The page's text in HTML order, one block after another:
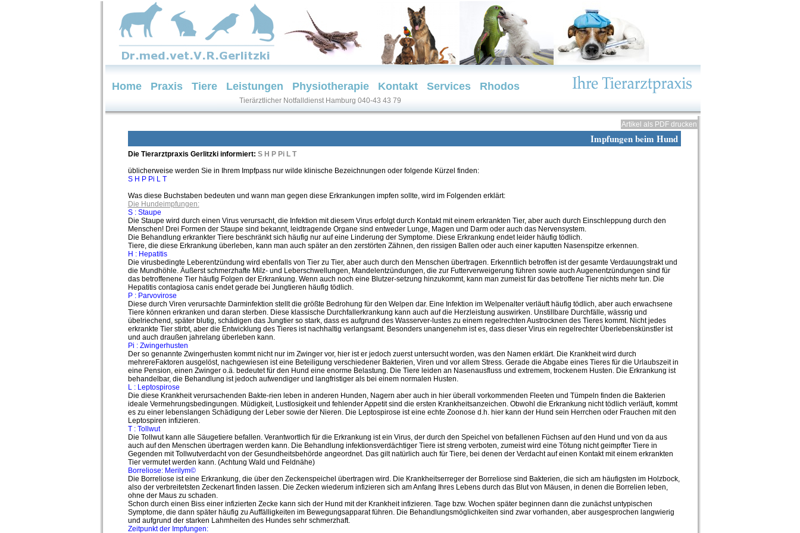
Tierärztlicher Notfalldienst Hamburg 040-43 43 79
Home Praxis Tiere Leistungen Physiotherapie Kontakt Services Rhodos
Artikel als PDF drucken
Impfungen beim Hund
Die Tierarztpraxis Gerlitzki informiert: S H P Pi L T
üblicherweise werden Sie in Ihrem Impfpass nur wilde klinische Bezeichnungen oder folgende Kürzel finden:
S H P Pi L T
Was diese Buchstaben bedeuten und wann man gegen diese Erkrankungen impfen sollte, wird im Folgenden erklärt:
Die Hundeimpfungen:
S : Staupe
Die Staupe wird durch einen Virus verursacht, die Infektion mit diesem Virus erfolgt durch Kontakt mit einem erkrankten Tier, aber auch durch Einschleppung durch den
Menschen! Drei Formen der Staupe sind bekannt, leidtragende Organe sind entweder Lunge, Magen und Darm oder auch das Nervensystem.
Die Behandlung erkrankter Tiere beschränkt sich häufig nur auf eine Linderung der Symptome. Diese Erkrankung endet leider häufig tödlich.
Tiere, die diese Erkrankung überleben, kann man auch später an den zerstörten Zähnen, den rissigen Ballen oder auch einer kaputten Nasenspitze erkennen.
H : Hepatitis
Die virusbedingte Leberentzündung wird ebenfalls von Tier zu Tier, aber auch durch den Menschen übertragen. Erkenntlich betroffen ist der gesamte Verdauungstrakt und
die Mundhöhle. Äußerst schmerzhafte Milz- und Leberschwellungen, Mandelentzündungen, die zur Futterverweigerung führen sowie auch Augenentzündungen sind für
das betroffenene Tier häufig Folgen der Erkrankung. Wenn auch noch eine Blutzer-setzung hinzukommt, kann man zumeist für das betroffene Tier nichts mehr tun. Die
Hepatitis contagiosa canis endet gerade bei Jungtieren häufig tödlich.
P : Parvovirose
Diese durch Viren verursachte Darminfektion stellt die größte Bedrohung für den Welpen dar. Eine Infektion im Welpenalter verläuft häufig tödlich, aber auch erwachsene
Tiere können erkranken und daran sterben. Diese klassische Durchfallerkrankung kann auch auf die Herzleistung auswirken. Unstillbare Durchfälle, wässrig und
übelriechend, später blutig, schädigen das Jungtier so stark, dass es aufgrund des Wasserver-lustes zu einem regelrechten Austrocknen des Tieres kommt. Nicht jedes
erkrankte Tier stirbt, aber die Entwicklung des Tieres ist nachhaltig verlangsamt. Besonders unangenehm ist es, dass dieser Virus ein regelrechter Überlebenskünstler ist
und auch draußen jahrelang überleben kann.
Pi : Zwingerhusten
Der so genannte Zwingerhusten kommt nicht nur im Zwinger vor, hier ist er jedoch zuerst untersucht worden, was den Namen erklärt. Die Krankheit wird durch
mehrereFaktoren ausgelöst, nachgewiesen ist eine Beteiligung verschiedener Bakterien, Viren und vor allem Stress. Gerade die Abgabe eines Tieres für die Urlaubszeit in
eine Pension, einen Zwinger o.ä. bedeutet für den Hund eine enorme Belastung. Die Tiere leiden an Nasenausfluss und extremem, trockenem Husten. Die Erkrankung ist
behandelbar, die Behandlung ist jedoch aufwendiger und langfristiger als bei einem normalen Husten.
L : Leptospirose
Die diese Krankheit verursachenden Bakte-rien leben in anderen Hunden, Nagern aber auch in hier überall vorkommenden Fleeten und Tümpeln finden die Bakterien
ideale Vermehrungsbedingungen. Müdigkeit, Lustlosigkeit und fehlender Appetit sind die ersten Krankheitsanzeichen. Obwohl die Erkrankung nicht tödlich verläuft, kommt
es zu einer lebenslangen Schädigung der Leber sowie der Nieren. Die Leptospirose ist eine echte Zoonose d.h. hier kann der Hund sein Herrchen oder Frauchen mit den
Leptospiren infizieren.
T : Tollwut
Die Tollwut kann alle Säugetiere befallen. Verantwortlich für die Erkrankung ist ein Virus, der durch den Speichel von befallenen Füchsen auf den Hund und von da aus
auch auf den Menschen übertragen werden kann. Die Behandlung infektionsverdächtiger Tiere ist streng verboten, zumeist wird eine Tötung nicht geimpfter Tiere in
Gegenden mit Tollwutverdacht von der Gesundheitsbehörde angeordnet. Das gilt natürlich auch für Tiere, bei denen der Verdacht auf einen Kontakt mit einem erkrankten
Tier vermutet werden kann. (Achtung Wald und Feldnähe)
Borreliose: Merilym©
Die Borreliose ist eine Erkrankung, die über den Zeckenspeichel übertragen wird. Die Krankheitserreger der Borreliose sind Bakterien, die sich am häufigsten im Holzbock,
also der verbreitetsten Zeckenart finden lassen. Die Zecken wiederum infizieren sich am Anfang Ihres Lebens durch das Blut von Mäusen, in denen die Borrelien leben,
ohne der Maus zu schaden.
Schon durch einen Biss einer infizierten Zecke kann sich der Hund mit der Krankheit infizieren. Tage bzw. Wochen später beginnen dann die zunächst untypischen
Symptome, die dann später häufig zu Auffälligkeiten im Bewegungsapparat führen. Die Behandlungsmöglichkeiten sind zwar vorhanden, aber ausgesprochen langwierig
und aufgrund der starken Lahmheiten des Hundes sehr schmerzhaft.
Zeitpunkt der Impfungen: